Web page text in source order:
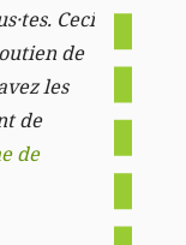
Ceci
de
les
de
de